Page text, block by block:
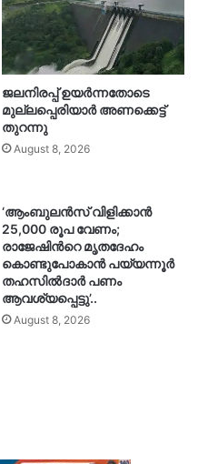
ജലനിരപ്പ് ഉയർന്നതോടെ
മുല്ലപ്പെരിയാർ അണക്കെട്ട്
തുറന്നു
August 8, 2026
‘ആംബുലൻസ് വിളിക്കാൻ
25,000 രൂപ വേണം;
രാജേഷിൻറെ മൃതദേഹം
കൊണ്ടുപോകാൻ പയ്യന്നൂർ
തഹസിൽദാർ പണം
ആവശ്യപ്പെട്ടു’..
August 8, 2026